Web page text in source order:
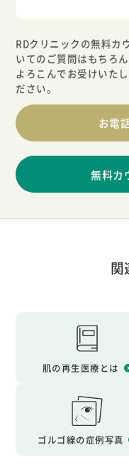
RDクリニックの無料カ
いてのご質問はもちろん
よろこんでお受けいた
ださい。
お電
無料カ
関
肌の再生医療とは
ゴルゴ線の症例写真